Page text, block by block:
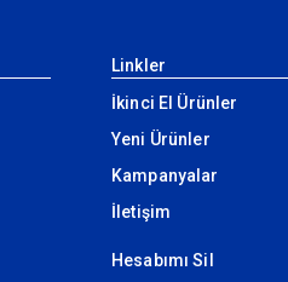
Linkler
İkinci El Ürünler
Yeni Ürünler
Kampanyalar
İletişim
Hesabımı Sil